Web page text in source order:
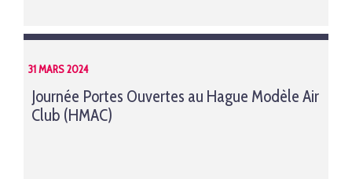
31 MARS 2024
Journée Portes Ouvertes au Hague Modèle Air
Club (HMAC)